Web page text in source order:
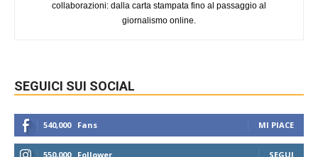
collaborazioni: dalla carta stampata fino al passaggio al
giornalismo online.
SEGUICI SUI SOCIAL
540,000 Fans MI PIACE
550,000 Follower SEGUI